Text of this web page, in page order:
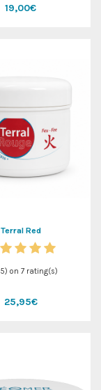
19,00€
Terral Red
5) on7 rating(s)
25,95€